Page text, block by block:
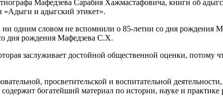
Мафедзева Сарабия Хажмастафовича, книги об
и адыгский этикет».
словом не вспомнили о 85-летии со дня рождения
дня рождения Мафедзева С.Х.
заслуживает достойной общественной оценки, потому
просветительской и воспитательной
богатейший материал по истории, науке и